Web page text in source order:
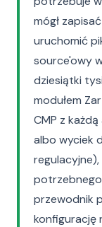
mógł
uruchomić
source'owy
dziesiątki
modułem
CMP z
albo wyciek
potrzebnego
przewodnik
konfigurację